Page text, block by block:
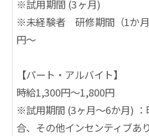
※試用期間 (3ヶ月)
※未経験者 研修期間（1か
円～
【パート・アルバイト】
時給1,300円〜1,800円
※試用期間 (3ヶ月～6か月)
合、その他インセンティブあり